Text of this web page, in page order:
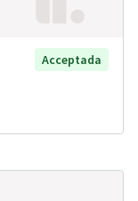
Acceptada